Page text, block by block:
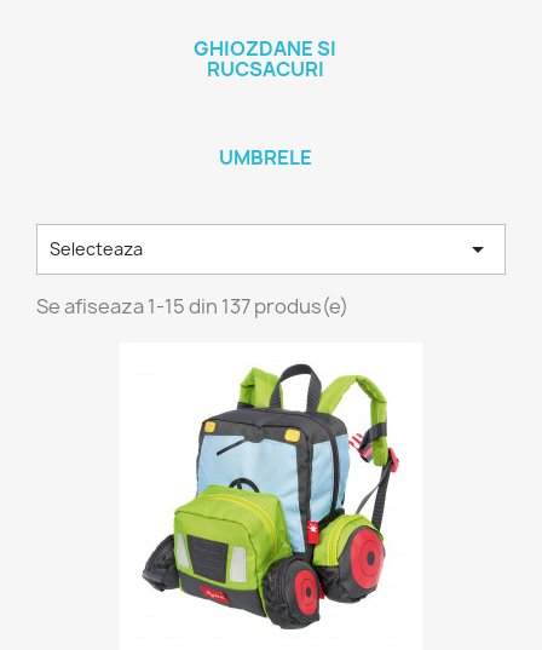
GHIOZDANE SI
RUCSACURI
UMBRELE
Selecteaza 
Se afiseaza 1-15 din 137 produs(e)